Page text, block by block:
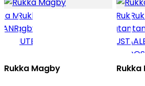
Rukka Magby